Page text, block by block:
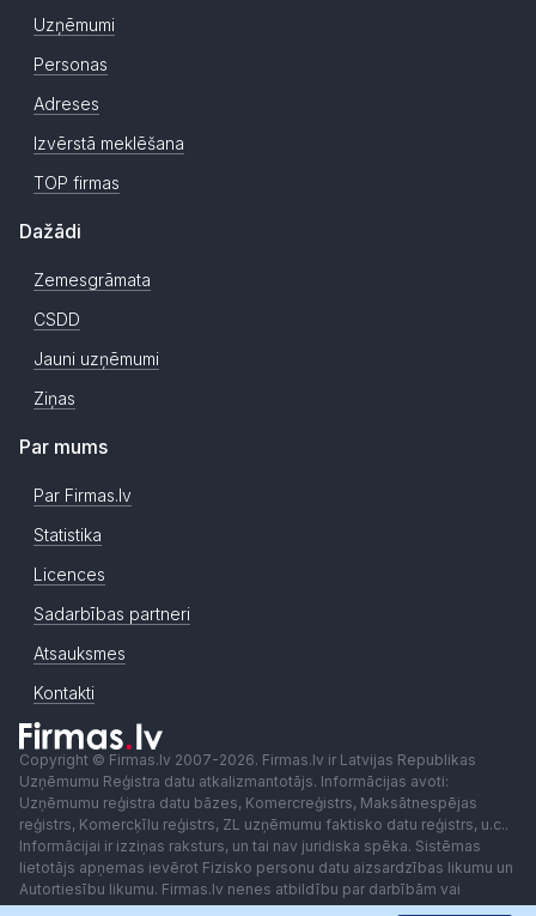
Uzņēmumi
Personas
Adreses
Izvērstā meklēšana
TOP firmas
Dažādi
Zemesgrāmata
CSDD
Jauni uzņēmumi
Ziņas
Par mums
Par Firmas.lv
Statistika
Licences
Sadarbības partneri
Atsauksmes
Kontakti
Copyright © Firmas.lv 2007-2026. Firmas.lv ir Latvijas Republikas
Uzņēmumu Reģistra datu atkalizmantotājs. Informācijas avoti:
Uzņēmumu reģistra datu bāzes, Komercreģistrs, Maksātnespējas
reģistrs, Komercķīlu reģistrs, ZL uzņēmumu faktisko datu reģistrs, u.c..
Informācijai ir izziņas raksturs, un tai nav juridiska spēka. Sistēmas
lietotājs apņemas ievērot Fizisko personu datu aizsardzības likumu un
Autortiesību likumu. Firmas.lv nenes atbildību par darbībām vai
lēmumiem, kas balstīti uz saņemto pakalpojumu. Lietotājam aizliegts